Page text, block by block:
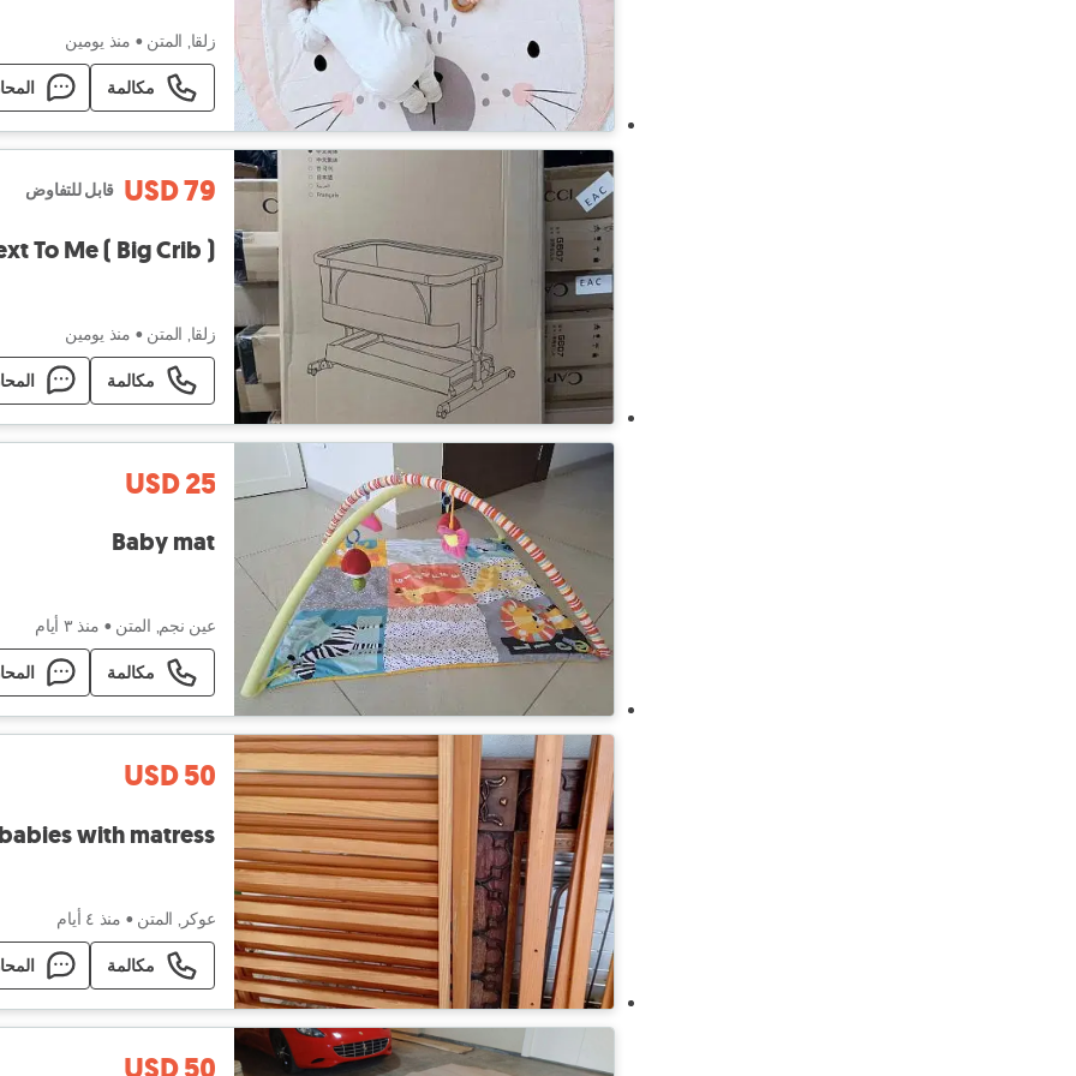
زلقا, المتن • منذ يومين
مكالمة
USD 79 قابل للتفاوض
To Me ( Big Crib )
زلقا, المتن • منذ يومين
مكالمة
USD 25
Baby mat
عين نجم, المتن • منذ ٣ أيام
مكالمة
USD 50
with matress
عوكر, المتن • منذ ٤ أيام
مكالمة